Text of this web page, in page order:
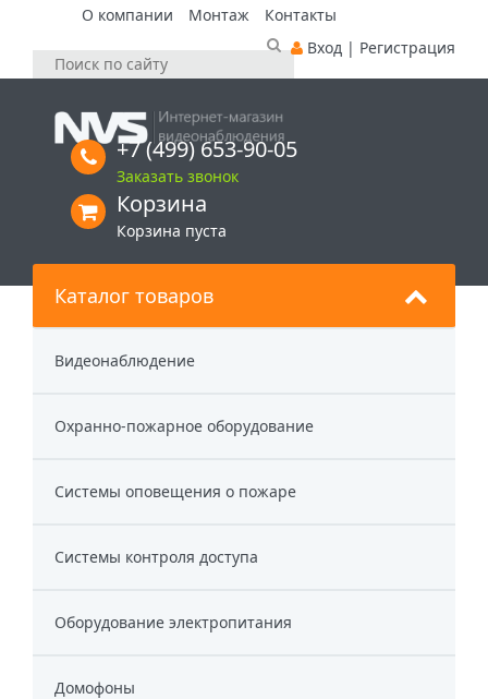
О компании Монтаж
Контакты
Вход | Регистрация
+7 (499) 653-90-05
Заказать звонок
Корзина
Корзина пуста
Каталог товаров
Видеонаблюдение
Охранно-пожарное оборудование
Системы оповещения о пожаре
Системы контроля доступа
Оборудование электропитания
Домофоны